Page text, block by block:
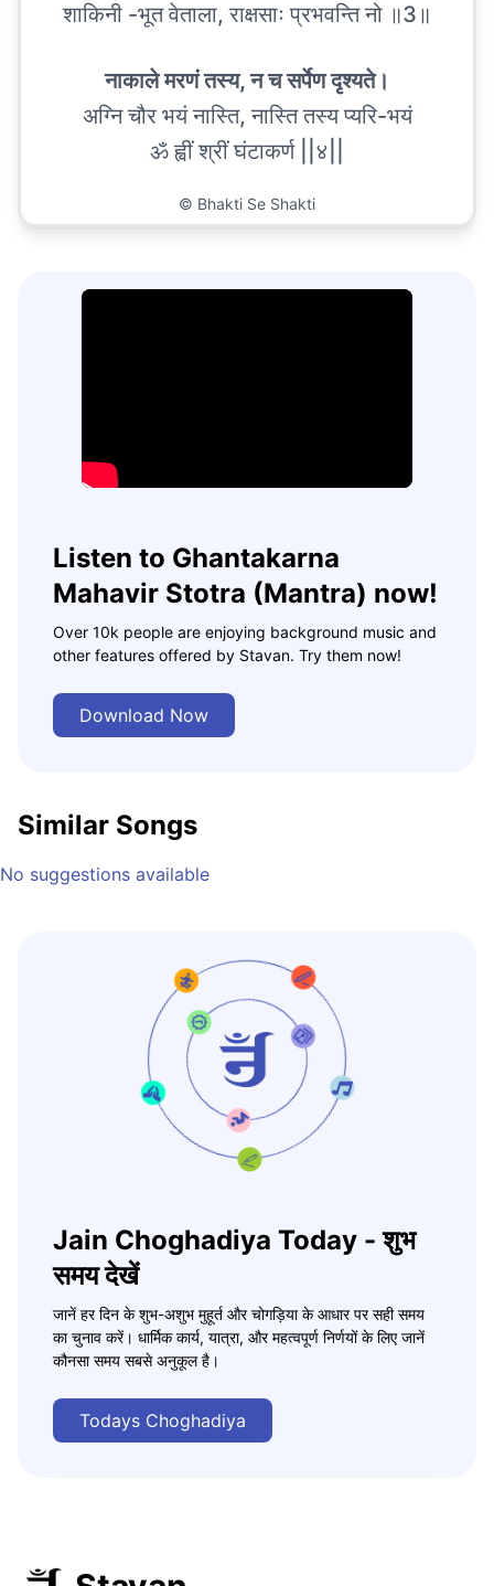
शाकिनी -भूत वेताला, राक्षसाः प्रभवन्ति नो ॥3॥
नाकाले मरणं तस्य, न च सर्पेण दृश्यते।
अग्नि चौर भयं नास्ति, नास्ति तस्य प्यरि-भयं
ॐ ह्वीं श्रीं घंटाकर्ण ||४||
© Bhakti Se Shakti
Listen to Ghantakarna
Mahavir Stotra (Mantra) now!
Over 10k people are enjoying background music and
other features offered by Stavan. Try them now!
Download Now
Similar Songs
No suggestions available
Jain Choghadiya Today - शुभ
समय देखें
जानें हर दिन के शुभ-अशुभ मुहूर्त और चोगड़िया के आधार पर सही समय
का चुनाव करें। धार्मिक कार्य, यात्रा, और महत्वपूर्ण निर्णयों के लिए जानें
कौनसा समय सबसे अनुकूल है।
Todays Choghadiya